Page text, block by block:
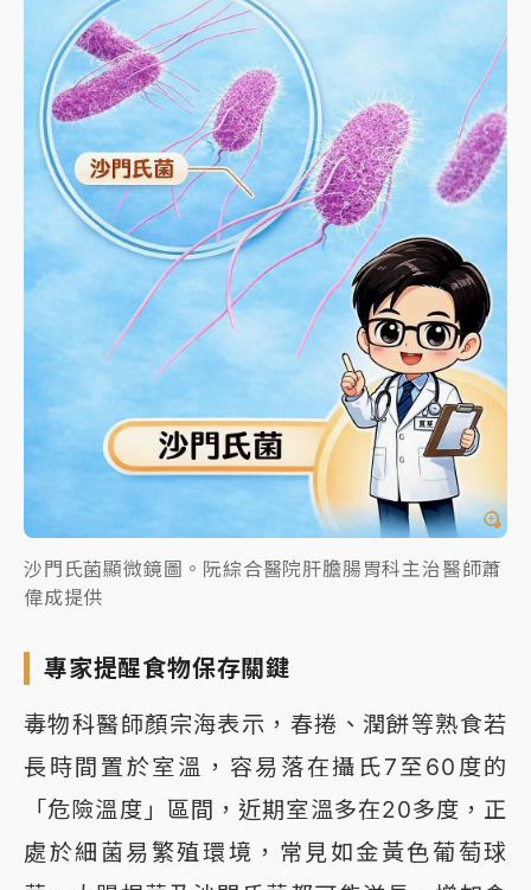
沙門氏菌顯微鏡圖。阮綜合醫院肝膽腸胃科主治醫師蕭
偉成提供
專家提醒食物保存關鍵
毒物科醫師顏宗海表示，春捲、潤餅等熟食若
長時間置於室溫，容易落在攝氏7至60度的
「危險溫度」區間，近期室溫多在20多度，正
處於細菌易繁殖環境，常見如金黃色葡萄球